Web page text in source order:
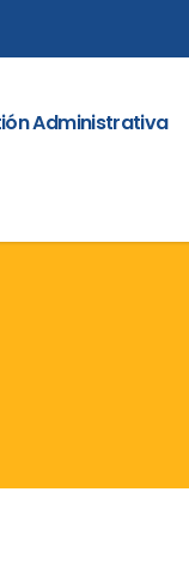
Administrativa